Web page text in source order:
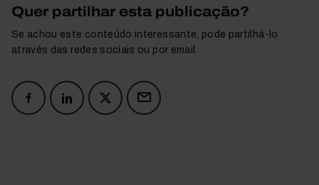
Quer partilhar esta publicação?
Se achou este conteúdo interessante, pode partilhá-lo
através das redes sociais ou por email.